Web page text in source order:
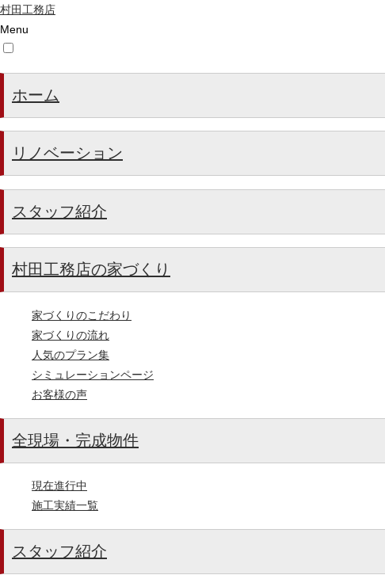
村田工務店
Menu
ホーム
リノベーション
スタッフ紹介
村田工務店の家づくり
家づくりのこだわり
家づくりの流れ
人気のプラン集
シミュレーションページ
お客様の声
全現場・完成物件
現在進行中
施工実績一覧
スタッフ紹介